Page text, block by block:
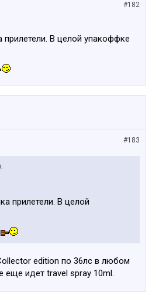
#182
В целой упакоффке
#183
прилетели. В целой
edition по 36лс в любом
еще идет travel spray 10ml.